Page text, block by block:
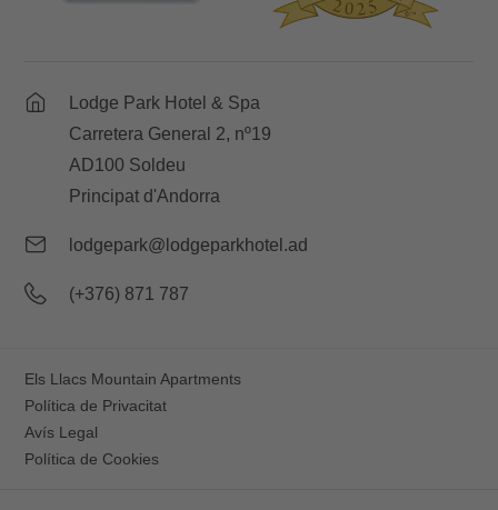
Lodge Park Hotel & Spa
Carretera General 2, nº19
AD100 Soldeu
Principat d'Andorra
lodgepark@lodgeparkhotel.ad
(+376) 871 787
Els Llacs Mountain Apartments
Política de Privacitat
Avís Legal
Política de Cookies